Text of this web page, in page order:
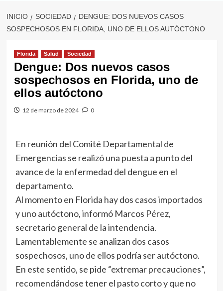
INICIO SOCIEDAD
DENGUE: DOS NUEVOS CASOS
SOSPECHOSOS EN FLORIDA, UNO DE ELLOS AUTÓCTONO
Florida Salud Sociedad
Dengue: Dos nuevos casos
sospechosos en Florida, uno de
ellos autóctono
12 de marzo de 2024 0
En reunión del Comité Departamental de
Emergencias se realizó una puesta a punto del
avance de la enfermedad del dengue en el
departamento.
Al momento en Florida hay dos casos importados
y uno autóctono, informó Marcos Pérez,
secretario general de la intendencia.
Lamentablemente se analizan dos casos
sospechosos, uno de ellos podría ser autóctono.
En este sentido, se pide “extremar precauciones”,
recomendándose tener el pasto corto y que no